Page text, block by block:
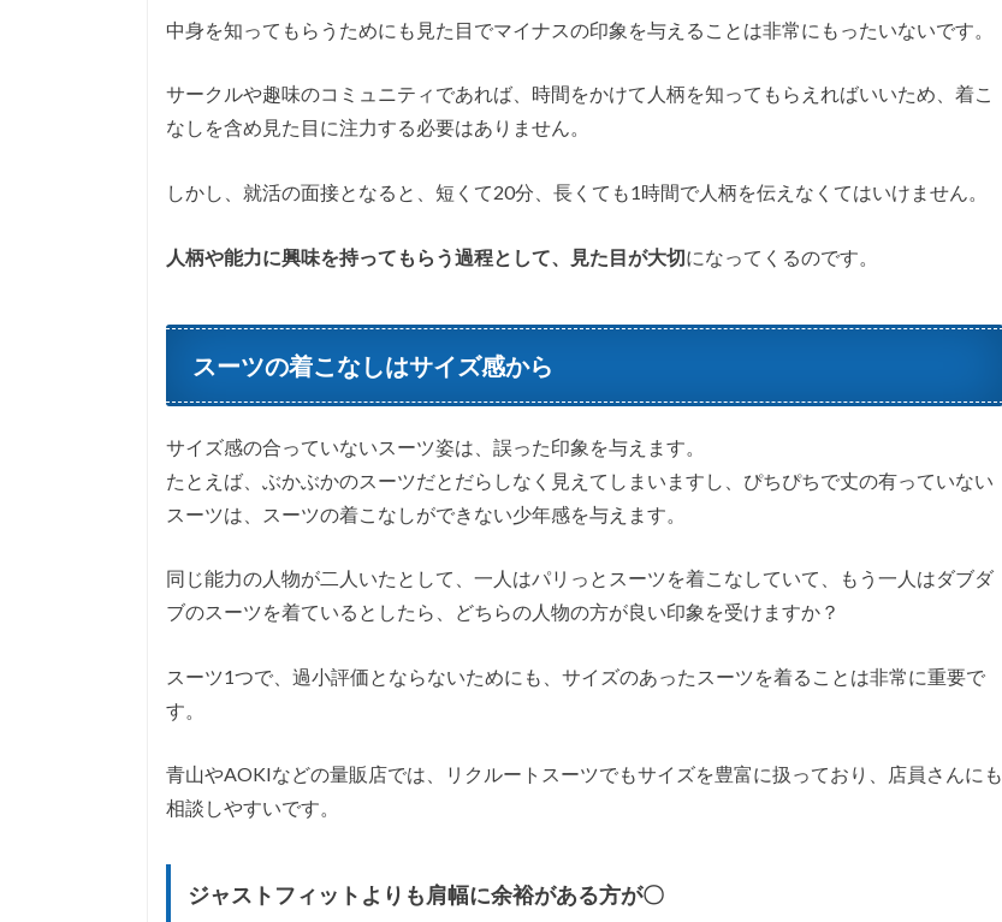
中身を知ってもらうためにも見た目でマイナスの印象を与えることは非常にもったいないです。
サークルや趣味のコミュニティであれば、時間をかけて人柄を知ってもらえればいいため、着こ
なしを含め見た目に注力する必要はありません。
しかし、就活の面接となると、短くて20分、長くても1時間で人柄を伝えなくてはいけません。
人柄や能力に興味を持ってもらう過程として、見た目が大切になってくるのです。
スーツの着こなしはサイズ感から
サイズ感の合っていないスーツ姿は、誤った印象を与えます。
たとえば、ぶかぶかのスーツだとだらしなく見えてしまいますし、ぴちぴちで丈の有っていない
スーツは、スーツの着こなしができない少年感を与えます。
同じ能力の人物が二人いたとして、一人はパリっとスーツを着こなしていて、もう一人はダブダ
ブのスーツを着ているとしたら、どちらの人物の方が良い印象を受けますか？
スーツ1つで、過小評価とならないためにも、サイズのあったスーツを着ることは非常に重要で
す。
青山やAOKIなどの量販店では、リクルートスーツでもサイズを豊富に扱っており、店員さんにも
相談しやすいです。
ジャストフィットよりも肩幅に余裕がある方が〇